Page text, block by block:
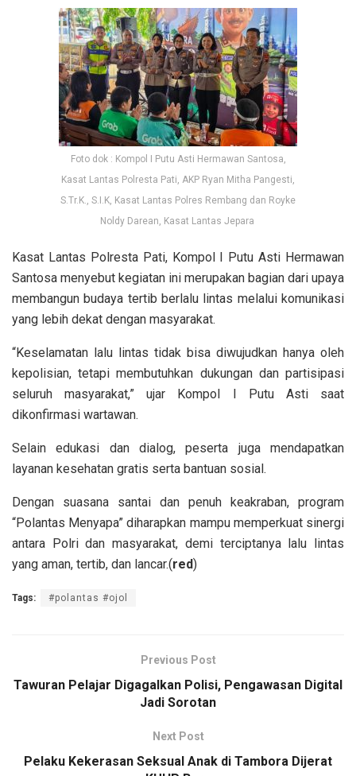
Foto dok : Kompol I Putu Asti Hermawan Santosa,
Kasat Lantas Polresta Pati, AKP Ryan Mitha Pangesti,
S.Tr.K., S.I.K, Kasat Lantas Polres Rembang dan Royke
Noldy Darean, Kasat Lantas Jepara
Kasat Lantas Polresta Pati, Kompol I Putu Asti Hermawan
Santosa menyebut kegiatan ini merupakan bagian dari upaya
membangun budaya tertib berlalu lintas melalui komunikasi
yang lebih dekat dengan masyarakat.
“Keselamatan lalu lintas tidak bisa diwujudkan hanya oleh
kepolisian, tetapi membutuhkan dukungan dan partisipasi
seluruh masyarakat,” ujar Kompol I Putu Asti saat
dikonfirmasi wartawan.
Selain edukasi dan dialog, peserta juga mendapatkan
layanan kesehatan gratis serta bantuan sosial.
Dengan suasana santai dan penuh keakraban, program
“Polantas Menyapa” diharapkan mampu memperkuat sinergi
antara Polri dan masyarakat, demi terciptanya lalu lintas
yang aman, tertib, dan lancar.(red)
Tags: #polantas #ojol
Previous Post
Tawuran Pelajar Digagalkan Polisi, Pengawasan Digital
Jadi Sorotan
Next Post
Pelaku Kekerasan Seksual Anak di Tambora Dijerat